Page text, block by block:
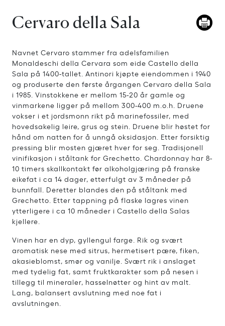
Cervaro della Sala
Navnet Cervaro stammer fra adelsfamilien
Monaldeschi della Cervara som eide Castello della
Sala på 1400-tallet. Antinori kjøpte eiendommen i 1940
og produserte den første årgangen Cervaro della Sala
i 1985. Vinstokkene er mellom 15-20 år gamle og
vinmarkene ligger på mellom 300-400 m.o.h. Druene
vokser i et jordsmonn rikt på marinefossiler, med
hovedsakelig leire, grus og stein. Druene blir høstet for
hånd om natten for å unngå oksidasjon. Etter forsiktig
pressing blir mosten gjæret hver for seg. Tradisjonell
vinifikasjon i ståltank for Grechetto. Chardonnay har 8-
10 timers skallkontakt før alkoholgjæring på franske
eikefat i ca 14 dager, etterfulgt av 3 måneder på
bunnfall. Deretter blandes den på ståltank med
Grechetto. Etter tappning på flaske lagres vinen
ytterligere i ca 10 måneder i Castello della Salas
kjellere.
Vinen har en dyp, gyllengul farge. Rik og svært
aromatisk nese med sitrus, hermetisert pære, fiken,
akasieblomst, smør og vanilje. Svært rik i anslaget
med tydelig fat, samt fruktkarakter som på nesen i
tillegg til mineraler, hasselnøtter og hint av malt.
Lang, balansert avslutning med noe fat i
avslutningen.